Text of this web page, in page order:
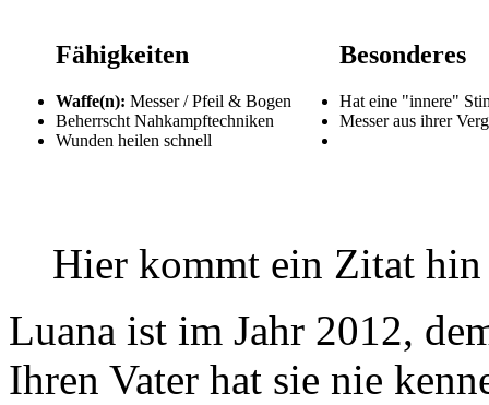
Fähigkeiten
Waffe(n): Messer / Pfeil & Bogen
Beherrscht Nahkampftechniken
Wunden heilen schnell
Besonderes
Hat eine "innere"
Messer aus ihrer
Hier kommt ein Zitat hin
Luana ist im Jahr 2012,
Ihren Vater hat sie nie